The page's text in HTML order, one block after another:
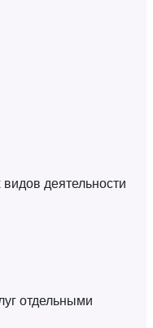
деятельности
отдельными